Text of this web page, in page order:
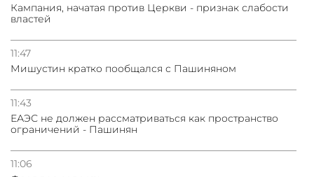
Кампания, начатая против Церкви - признак слабости
властей
11:47
Мишустин кратко пообщался с Пашиняном
11:43
ЕАЭС не должен рассматриваться как пространство
ограничений - Пашинян
11:06